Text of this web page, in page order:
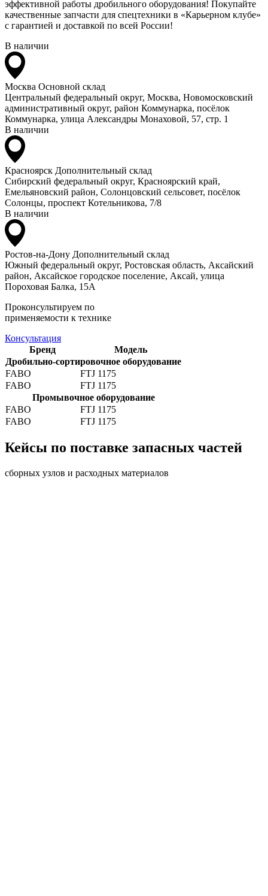
эффективной работы дробильного оборудования! Покупайте
качественные запчасти для спецтехники в «Карьерном клубе»
с гарантией и доставкой по всей России!
В наличии
Москва Основной склад
Центральный федеральный округ, Москва, Новомосковский
административный округ, район Коммунарка, посёлок
Коммунарка, улица Александры Монаховой, 57, стр. 1
В наличии
Красноярск Дополнительный склад
Сибирский федеральный округ, Красноярский край,
Емельяновский район, Солонцовский сельсовет, посёлок
Солонцы, проспект Котельникова, 7/8
В наличии
Ростов-на-Дону Дополнительный склад
Южный федеральный округ, Ростовская область, Аксайский
район, Аксайское городское поселение, Аксай, улица
Пороховая Балка, 15А
Проконсультируем по
применяемости к технике
Консультация
Бренд
Модель
Дробильно-сортировочное оборудование
FABO
FTJ 1175
FABO
FTJ 1175
Промывочное оборудование
FABO
FTJ 1175
FABO
FTJ 1175
Кейсы по поставке запасных частей
сборных узлов и расходных материалов